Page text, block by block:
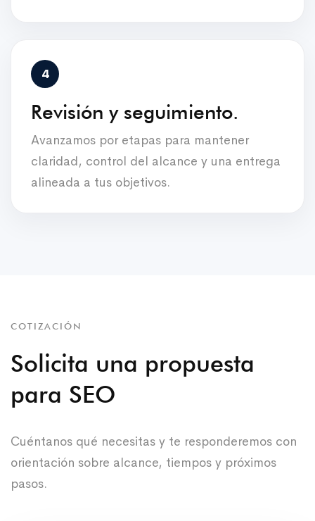
Revisión y seguimiento.
Avanzamos por etapas para mantener
claridad, control del alcance y una entrega
alineada a tus objetivos.
COTIZACIÓN
Solicita una propuesta
para SEO
Cuéntanos qué necesitas y te responderemos con
orientación sobre alcance, tiempos y próximos
pasos.